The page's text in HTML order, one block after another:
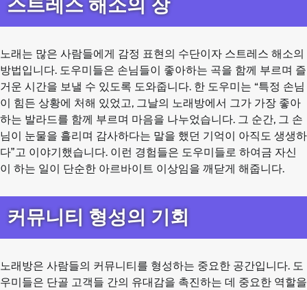
스트레스 해소의 장
노래는 많은 사람들에게 감정 표현의 수단이자 스트레스 해소의
방법입니다. 도우미들은 손님들이 좋아하는 곡을 함께 부르며 즐
거운 시간을 보낼 수 있도록 도와줍니다. 한 도우미는 “특정 손님
이 힘든 상황에 처해 있었고, 그날의 노래방에서 그가 가장 좋아
하는 발라드를 함께 부르며 마음을 나누었습니다. 그 순간, 그 손
님이 눈물을 흘리며 감사하다는 말을 했던 기억이 아직도 생생하
다”고 이야기했습니다. 이런 경험들은 도우미들로 하여금 자신
이 하는 일이 단순한 아르바이트 이상임을 깨닫게 해줍니다.
커뮤니티 형성의 기회
노래방은 사람들의 커뮤니티를 형성하는 중요한 공간입니다. 도
우미들은 단골 고객들 간의 유대감을 촉진하는 데 중요한 역할을